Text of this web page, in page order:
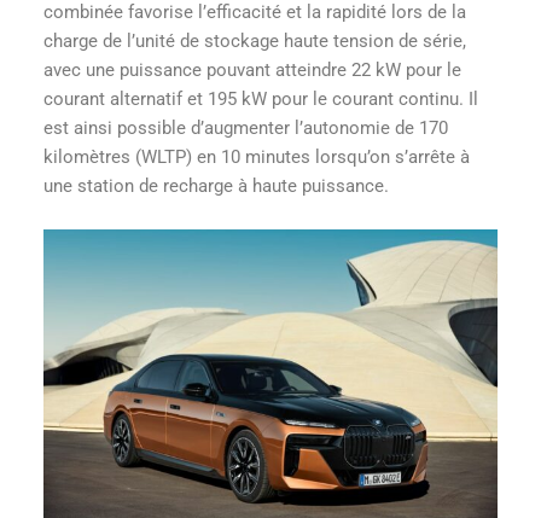
combinée favorise l’efficacité et la rapidité lors de la
charge de l’unité de stockage haute tension de série,
avec une puissance pouvant atteindre 22 kW pour le
courant alternatif et 195 kW pour le courant continu. Il
est ainsi possible d’augmenter l’autonomie de 170
kilomètres (WLTP) en 10 minutes lorsqu’on s’arrête à
une station de recharge à haute puissance.